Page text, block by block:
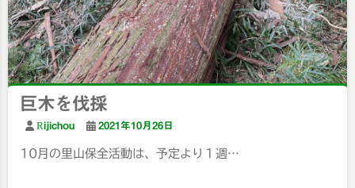
巨木を伐採
Rijichou 2021年10月26日
10月の里山保全活動は、予定より１週…